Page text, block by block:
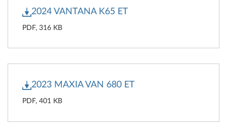
2024 VANTANA K65 ET
PDF, 316 KB
2023 MAXIA VAN 680 ET
PDF, 401 KB